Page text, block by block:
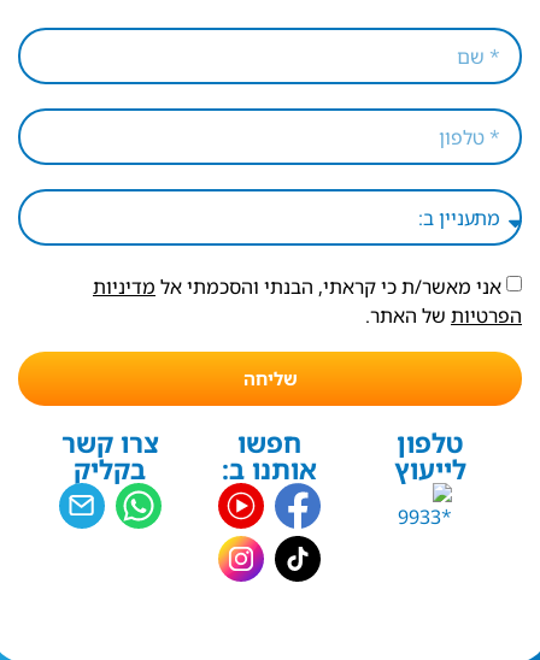
אני מאשר/ת כי קראתי, הבנתי והסכמתי אל מדיניות
הפרטיות של האתר.
שליחה
טלפון
לייעוץ
חפשו
אותנו ב:
צרו קשר
בקליק